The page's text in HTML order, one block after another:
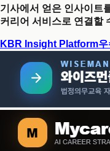
기사에서 얻은 인사이트
커리어 서비스로 연결할
KBR Insight Platform